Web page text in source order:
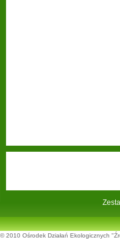
© 2010 Ośrodek Działań Ekologicznych